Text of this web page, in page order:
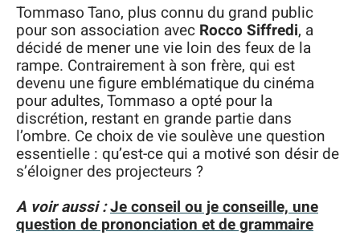
Tommaso Tano, plus connu du grand public
pour son association avec Rocco Siffredi, a
décidé de mener une vie loin des feux de la
rampe. Contrairement à son frère, qui est
devenu une figure emblématique du cinéma
pour adultes, Tommaso a opté pour la
discrétion, restant en grande partie dans
l’ombre. Ce choix de vie soulève une question
essentielle : qu’est-ce qui a motivé son désir de
s’éloigner des projecteurs ?
A voir aussi :Je conseil ou je conseille, une
question de prononciation et de grammaire